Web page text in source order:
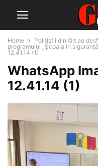
Home
Polițiștii din Olt au
programului „Școala în
12.41.14 (1)
WhatsApp
12.41.14 (1)